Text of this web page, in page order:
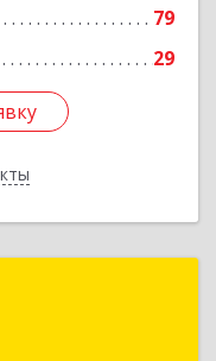
79
29
Якутск г,